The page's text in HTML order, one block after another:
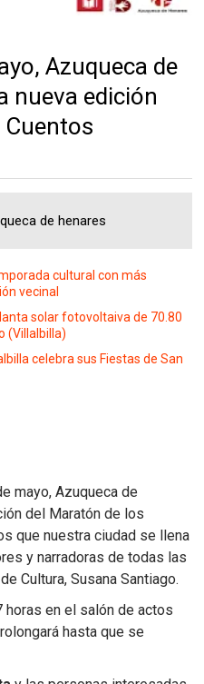
Azuqueca de
nueva edición
de henares
cultural con más
vecinal
solar fotovoltaiva de 70.80
(Villalbilla)
celebra sus Fiestas de San
mayo, Azuqueca de
del Maratón de los
que nuestra ciudad se llena
y narradoras de todas las
Cultura, Susana Santiago.
horas en el salón de actos
hasta que se